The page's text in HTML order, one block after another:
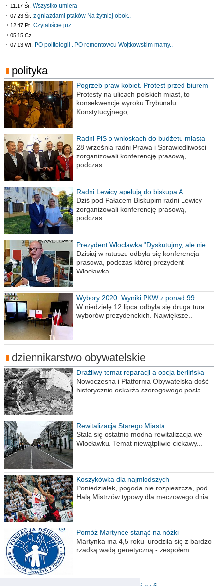
11:17 Śr. Wszystko umiera
07:23 Śr. z gniazdami ptaków Na żytniej obok..
12:47 Pt. Czytaliście już :..
05:15 Cz. ..
07:13 Wt. PO politologii . PO remontowcu Wojtkowskim mamy..
polityka
Pogrzeb praw kobiet. Protest przed biurem
poselskim PiS
Protesty na ulicach polskich miast, to
konsekwencje wyroku Trybunału
Konstytucyjnego,..
Radni PiS o wnioskach do budżetu miasta
na 2021 rok
28 września radni Prawa i Sprawiedliwości
zorganizowali konferencję prasową,
podczas..
Radni Lewicy apelują do biskupa A.
Wiesława Meringa
Dziś pod Pałacem Biskupim radni Lewicy
zorganizowali konferencję prasową,
podczas..
Prezydent Włocławka:"Dyskutujmy, ale nie
obrażajmy się”
Dzisiaj w ratuszu odbyła się konferencja
prasowa, podczas której prezydent
Włocławka..
Wybory 2020. Wyniki PKW z ponad 99
procent obwodów
W niedzielę 12 lipca odbyła się druga tura
wyborów prezydenckich. Największe..
dziennikarstwo obywatelskie
Drażliwy temat reparacji a opcja berlińska
Nowoczesna i Platforma Obywatelska dość
histerycznie oskarża szeregowego posła..
Rewitalizacja Starego Miasta
Stała się ostatnio modna rewitalizacja we
Włocławku. Temat niewątpliwie ciekawy...
Koszykówka dla najmłodszych
Poniedziałek, pogoda nie rozpieszcza, pod
Halą Mistrzów typowy dla meczowego dnia..
Pomóż Martynce stanąć na nóżki
Martynka ma 4,5 roku, urodziła się z bardzo
rzadką wadą genetyczną - zespołem..